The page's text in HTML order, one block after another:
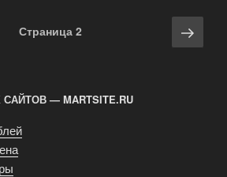
Страница 2
— MARTSITE.RU